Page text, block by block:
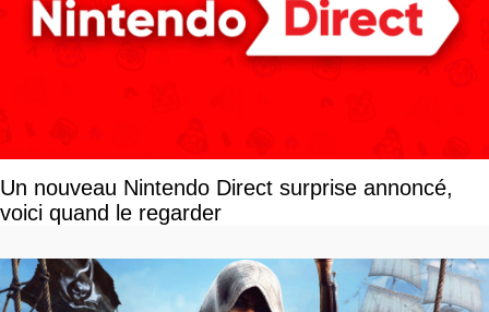
Un nouveau Nintendo Direct surprise annoncé,
voici quand le regarder